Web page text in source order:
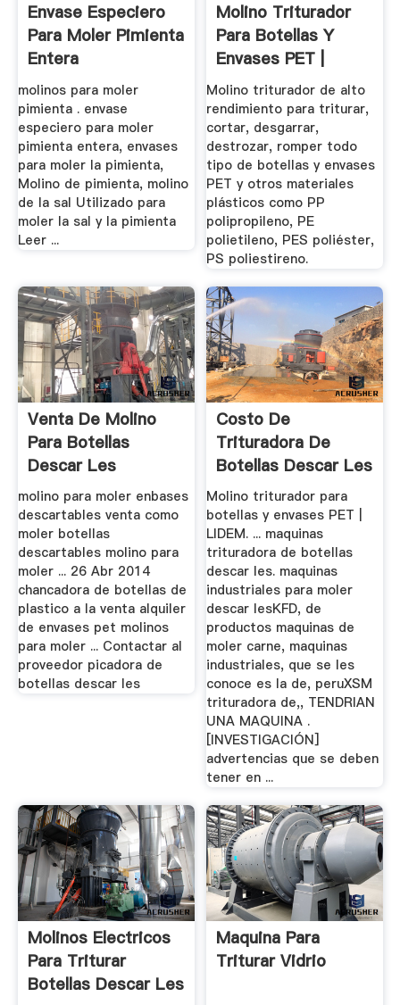
Envase Especiero
Para Moler Pimienta
Entera
molinos para moler
pimienta . envase
especiero para moler
pimienta entera, envases
para moler la pimienta,
Molino de pimienta, molino
de la sal Utilizado para
moler la sal y la pimienta
Leer ...
Molino Triturador
Para Botellas Y
Envases PET |
LIDEM
Molino triturador de alto
rendimiento para triturar,
cortar, desgarrar,
destrozar, romper todo
tipo de botellas y envases
PET y otros materiales
plásticos como PP
polipropileno, PE
polietileno, PES poliéster,
PS poliestireno.
Venta De Molino
Para Botellas
Descar Les
molino para moler enbases
descartables venta como
moler botellas
descartables molino para
moler ... 26 Abr 2014
chancadora de botellas de
plastico a la venta alquiler
de envases pet molinos
para moler ... Contactar al
proveedor picadora de
botellas descar les
Costo De
Trituradora De
Botellas Descar Les
Molino triturador para
botellas y envases PET |
LIDEM. ... maquinas
trituradora de botellas
descar les. maquinas
industriales para moler
descar lesKFD, de
productos maquinas de
moler carne, maquinas
industriales, que se les
conoce es la de, peruXSM
trituradora de,, TENDRIAN
UNA MAQUINA .
[INVESTIGACIÓN]
advertencias que se deben
tener en ...
Molinos Electricos
Para Triturar
Botellas Descar Les
Maquina Para
Triturar Vidrio